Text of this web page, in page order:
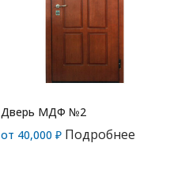
Дверь МДФ №2
от 40,000 ₽ Подробнее